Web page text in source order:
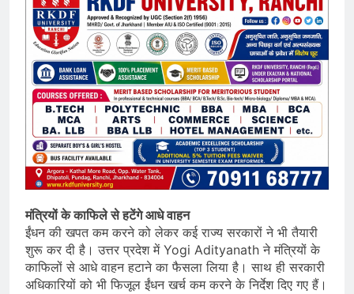
मंत्रियों के काफिले से हटेंगे आधे वाहन
ईंधन की खपत कम करने को लेकर कई राज्य सरकारों ने भी तैयारी
शुरू कर दी है। उत्तर प्रदेश में Yogi Adityanath ने मंत्रियों के
काफिलों से आधे वाहन हटाने का फैसला लिया है। साथ ही सरकारी
अधिकारियों को भी फिजूल ईंधन खर्च कम करने के निर्देश दिए गए हैं।